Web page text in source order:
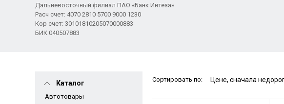
Дальневосточный филиал ПАО «Банк Интеза»
Расч счет: 4070 2810 5700 9000 1230
Кор счет: 30101810205070000883
БИК 040507883
Каталог
Автотовары
Сортировать по: